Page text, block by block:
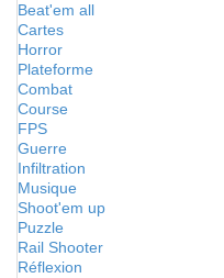
Beat'em all
Cartes
Horror
Plateforme
Combat
Course
FPS
Guerre
Infiltration
Musique
Shoot'em up
Puzzle
Rail Shooter
Réflexion